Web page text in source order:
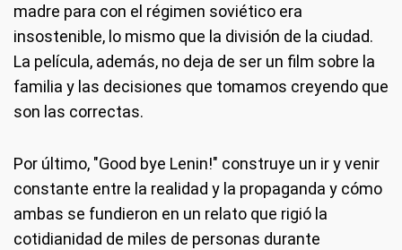
madre para con el régimen soviético era
insostenible, lo mismo que la división de la ciudad.
La película, además, no deja de ser un film sobre la
familia y las decisiones que tomamos creyendo que
son las correctas.
Por último, "Good bye Lenin!" construye un ir y venir
constante entre la realidad y la propaganda y cómo
ambas se fundieron en un relato que rigió la
cotidianidad de miles de personas durante